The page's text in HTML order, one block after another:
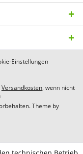
Einstellungen
Versandkosten, wenn nicht
Theme by